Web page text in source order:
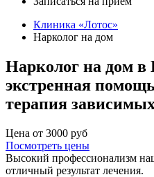
Клиника «Лотос»
Нарколог на дом
Нарколог на дом в
экстренная
терапия
Цена от 3000 руб
Посмотреть цены
Высокий профессионализм
отличный результат лечения.